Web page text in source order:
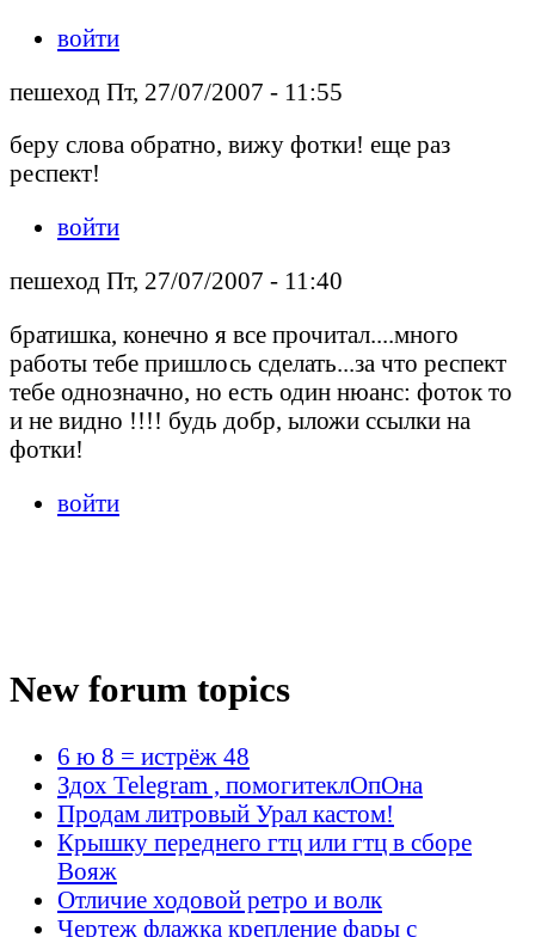
войти
пешеход Пт, 27/07/2007 - 11:55
беру слова обратно, вижу фотки! еще раз
респект!
войти
пешеход Пт, 27/07/2007 - 11:40
братишка, конечно я все прочитал....много
работы тебе пришлось сделать...за что респект
тебе однозначно, но есть один нюанс: фоток то
и не видно !!!! будь добр, ыложи ссылки на
фотки!
войти
New forum topics
6 ю 8 = истрёж 48
Здох Telegram , помогитеклОпОна
Продам литровый Урал кастом!
Крышку переднего гтц или гтц в сборе
Вояж
Отличие ходовой ретро и волк
Чертеж флажка крепление фары с